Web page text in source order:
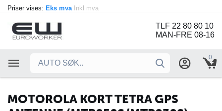
Priser vises: Eks mva Inkl mva
TLF 22 80 80 10
MAN-FRE 08-16
0
MOTOROLA KORT TETRA GPS